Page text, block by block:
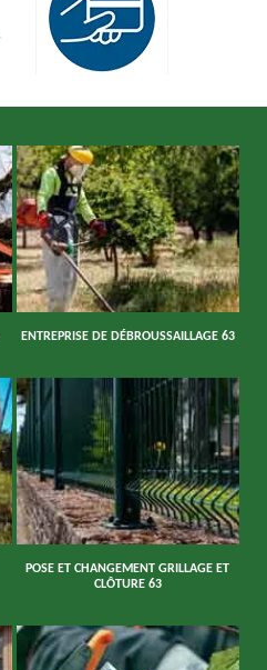
ENTREPRISE DE DÉBROUSSAILLAGE 63
POSE ET CHANGEMENT GRILLAGE ET
CLÔTURE 63